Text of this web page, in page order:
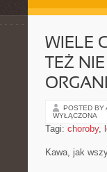
WIELE
TEŻ
POSTED BY
WYŁĄCZONA
Tagi: choroby,
Kawa, jak